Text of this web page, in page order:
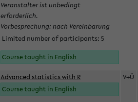
Veranstalter ist unbedingt
erforderlich.
Vorbesprechung: nach Vereinbarung
Limited number of participants: 5
Course taught in English
Advanced statistics with R
Course taught in English
V+Ü